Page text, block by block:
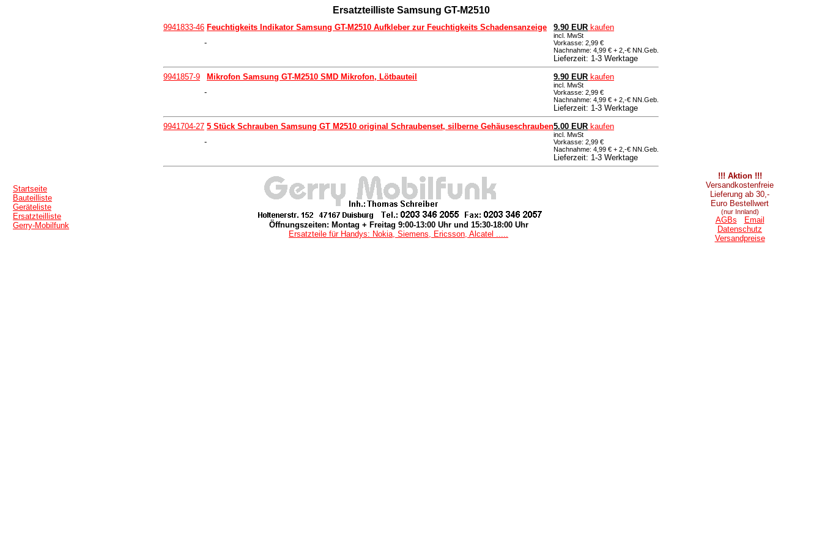
Ersatzteilliste Samsung GT-M2510
9941833-46
-
Feuchtigkeits Indikator Samsung GT-M2510 Aufkleber zur Feuchtigkeits Schadensanzeige 9.90 EUR kaufen
incl. MwSt
Vorkasse: 2,99 €
Nachnahme: 4,99 € + 2,-€ NN.Geb.
Lieferzeit: 1-3 Werktage
9941857-9
-
Mikrofon Samsung GT-M2510 SMD Mikrofon, Lötbauteil 9.90 EUR kaufen
incl. MwSt
Vorkasse: 2,99 €
Nachnahme: 4,99 € + 2,-€ NN.Geb.
Lieferzeit: 1-3 Werktage
9941704-27
-
5 Stück Schrauben Samsung GT M2510 original Schraubenset, silberne Gehäuseschrauben5.00 EUR kaufen
incl. MwSt
Vorkasse: 2,99 €
Nachnahme: 4,99 € + 2,-€ NN.Geb.
Lieferzeit: 1-3 Werktage
Startseite
Bauteilliste
Geräteliste
Ersatzteilliste
Gerry-Mobilfunk
Öffnungszeiten: Montag + Freitag 9:00-13:00 Uhr und 15:30-18:00 Uhr
Ersatzteile für Handys: Nokia, Siemens, Ericsson, Alcatel .....
!!! Aktion !!!
Versandkostenfreie
Lieferung ab 30,-
Euro Bestellwert
(nur Innland)
AGBs
Email
Datenschutz
Versandpreise